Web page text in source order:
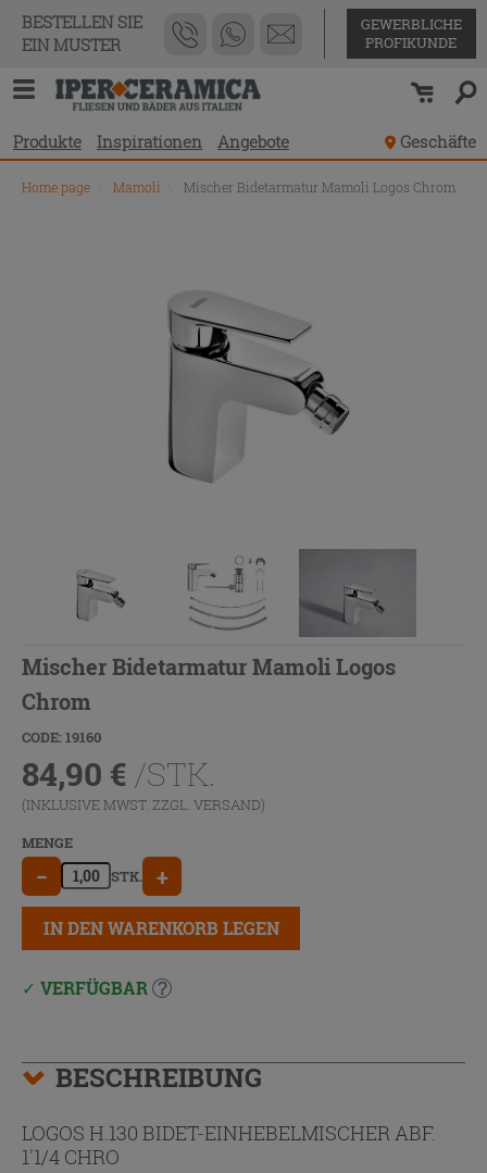
BESTELLEN SIE
EIN MUSTER
GEWERBLICHE
PROFIKUNDE
Produkte Inspirationen Angebote Geschäfte
Home page Mamoli Mischer Bidetarmatur Mamoli Logos Chrom
Mischer Bidetarmatur Mamoli Logos
Chrom
CODE: 19160
84,90 € /STK.
(INKLUSIVE MWST. ZZGL. VERSAND)
MENGE
− STK. +
IN DEN WARENKORB LEGEN
VERFÜGBAR
BESCHREIBUNG
LOGOS H.130 BIDET-EINHEBELMISCHER ABF.
1'1/4 CHRO